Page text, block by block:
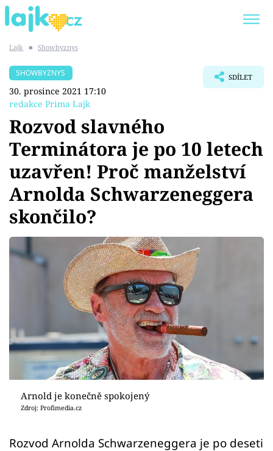
SHOPAHOLICADEL
Témata
Showbyznys
Youtubeři
Sex a vztahy
Sledujte prima+
Přihlášení
Lajk ■ Showbyznys
SHOWBYZNYS
30. prosince 2021 17:10
redakce Prima Lajk
SDÍLET
Rozvod slavného
Terminátora je po 10 letech
uzavřen! Proč manželství
Arnolda Schwarzeneggera
skončilo?
Arnold je konečně spokojený
Zdroj: Profimedia.cz
Rozvod Arnolda Schwarzeneggera je po deseti